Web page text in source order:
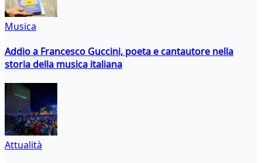
Musica
Addio a Francesco Guccini, poeta e cantautore nella
storia della musica italiana
Attualità